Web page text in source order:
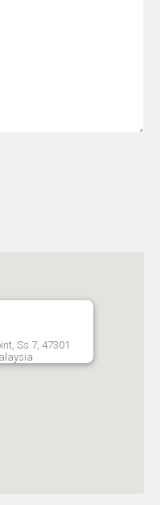
Ss 7, 47301